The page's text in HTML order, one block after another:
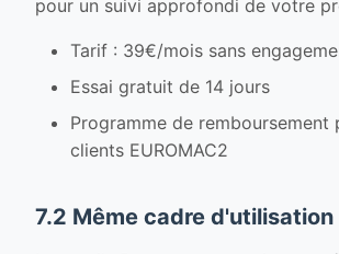
pour un suivi approfondi de votre
Tarif : 39€/mois sans
Essai gratuit de 14 jours
Programme de remboursement
clients EUROMAC2
7.2 Même cadre d'utilisation